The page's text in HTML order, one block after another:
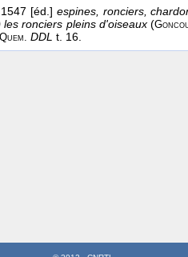
1547 [éd.] espines, ronciers,
les ronciers pleins d'oiseaux(
Quem. DDL t. 16.